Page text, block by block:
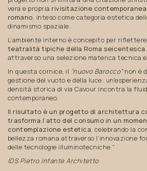
vera e propria rivisitazione
romano , inteso come categoria estetica
dinamismo spaziale.
L’ambiente interno è concepito per riflettere
teatralità tipiche della Roma seicentesca
attraverso una selezione materica tecnica e
In questa cornice, il “nuovo Barocco”non è
gestione del vuoto e della luce:
densità storica di via Cavour incontra la
contemporaneo.
Il risultato è un progetto di architettura
trasforma l’atto del consumo in un
contemplazione estetica , celebrando la
bellezza romana attraverso l’innovazione
delle tecnologie illuminotecniche."
IDS Pietro Infante Architetto